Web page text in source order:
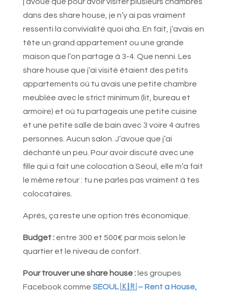
dans des share house, je n’y ai pas vraiment
ressenti la convivialité quoi aha. En fait, j’avais en
tête un grand appartement ou une grande
maison que l’on partage à 3-4. Que nenni. Les
share house que j’ai visité étaient des petits
appartements où tu avais une petite chambre
meublée avec le strict minimum (lit, bureau et
armoire) et où tu partageais une petite cuisine
et une petite salle de bain avec 3 voire 4 autres
personnes. Aucun salon. J’avoue que j’ai
déchanté un peu. Pour avoir discuté avec une
fille qui a fait une colocation à Séoul, elle m’a fait
le même retour : tu ne parles pas vraiment à tes
colocataires.
Après, ça reste une option très économique.
Budget :entre 300 et 500€ par mois selon le
quartier et le niveau de confort.
Pour trouver une share house :les groupes
Facebook comme SEOUL 🇰🇷 – Rent a House,